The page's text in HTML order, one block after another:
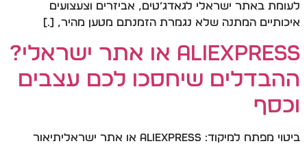
לעומת באתר ישראלי לגאדג’טים, אביזרים וצעצועים
איכותיים המתנה שלא נגמרת הזמנתם מטען מהיר, […]
AliExpress או אתר ישראלי?
ההבדלים שיחסכו לכם עצבים
וכסף
ביטוי מפתח למיקוד: AliExpress או אתר ישראליתיאור